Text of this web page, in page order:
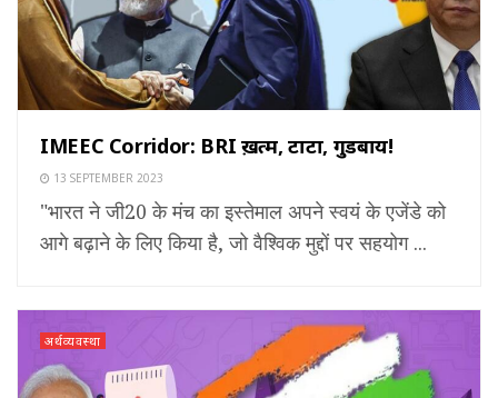
IMEEC Corridor: BRI ख़त्म, टाटा, गुडबाय!
13 SEPTEMBER 2023
"भारत ने जी20 के मंच का इस्तेमाल अपने स्वयं के एजेंडे को
आगे बढ़ाने के लिए किया है, जो वैश्विक मुद्दों पर सहयोग ...
अर्थव्यवस्था